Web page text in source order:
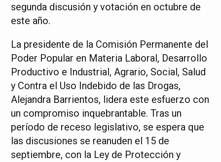
segunda discusión y votación en octubre de
este año.
La presidente de la Comisión Permanente del
Poder Popular en Materia Laboral, Desarrollo
Productivo e Industrial, Agrario, Social, Salud
y Contra el Uso Indebido de las Drogas,
Alejandra Barrientos, lidera este esfuerzo con
un compromiso inquebrantable. Tras un
período de receso legislativo, se espera que
las discusiones se reanuden el 15 de
septiembre, con la Ley de Protección y